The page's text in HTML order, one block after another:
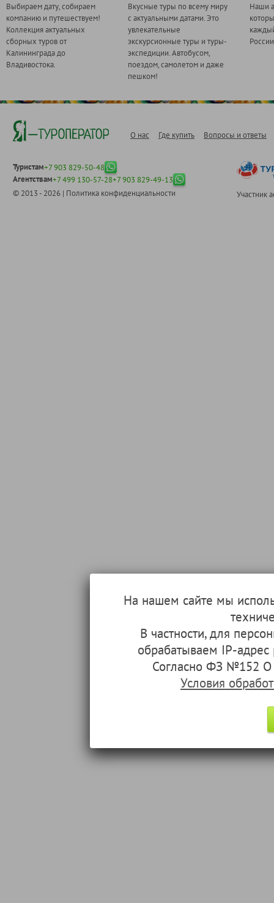
Выбираем дату, собираем
компанию и путешествуем!
Коллекция актуальных
сборных туров от
Калининграда до
Владивостока.
Вкусные туры по всему миру
с актуальными датами. Это
увлекательные
экскурсионные туры и туры-
экспедиции. Автобусом,
поездом, самолетом и даже
пешком!
Наши
О нас Где купить Вопросы и ответы
Туристам+7 903 829-50-48
Агентствам+7 499 130-57-28+7 903 829-49-13
© 2013 - 2026 | Политика конфиденциальности Участник
На нашем сайте мы
В частности, для
обрабатываем IP-
Согласно ФЗ №152 О
Условия